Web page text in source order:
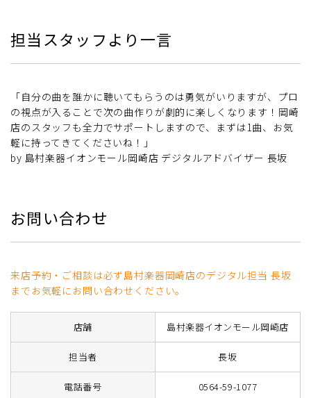
担当スタッフより一言
「自分の曲を誰かに聴いてもらうのは勇気がいりますが、プロ
の視点が入ることで次の曲作りが劇的に楽しくなります！岡崎
店のスタッフも全力でサポートしますので、まずは1曲、お気
軽に持ってきてくださいね！」
by 島村楽器イオンモール岡崎店 デジタルアドバイザー 長坂
お問い合わせ
来店予約・ご相談は必ず島村楽器岡崎店のデジタル担当 長坂
までお気軽にお問い合わせください。
店舗 島村楽器イオンモール岡崎店
担当者 長坂
電話番号 0564-59-1077